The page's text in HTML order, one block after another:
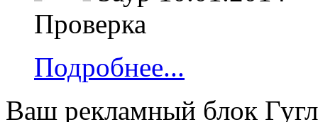
Проверка
Подробнее...
Ваш рекламный блок